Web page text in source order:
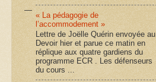
« La pédagogie de
l’accommodement »
Lettre de Joëlle Quérin envoyée au
Devoir hier et parue ce matin en
réplique aux quatre gardiens du
programme ECR . Les défenseurs
du cours ...